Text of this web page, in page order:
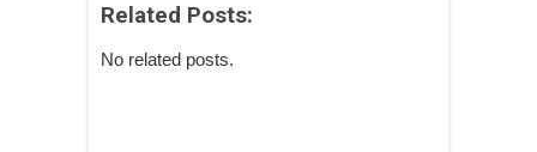
Related Posts:
No related posts.